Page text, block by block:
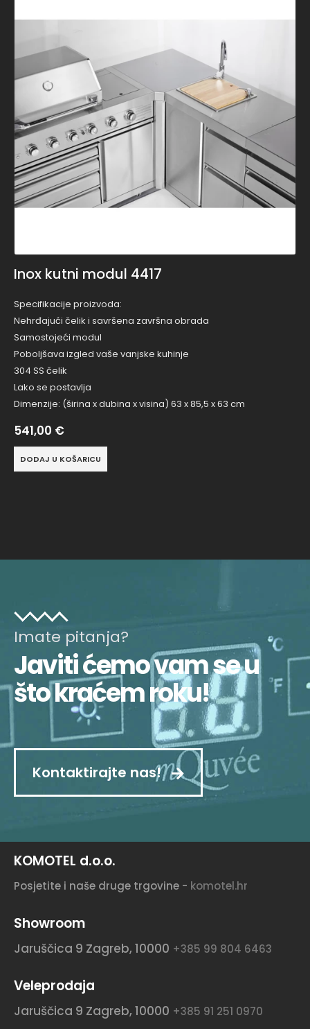
Inox kutni modul 4417
Specifikacije proizvoda:
Nehrđajući čelik i savršena završna obrada
Samostojeći modul
Poboljšava izgled vaše vanjske kuhinje
304 SS čelik
Lako se postavlja
Dimenzije: (širina x dubina x visina) 63 x 85,5 x 63 cm
541,00 €
DODAJ U KOŠARICU
Imate pitanja?
Javiti ćemo vam se u
što kraćem roku!
Kontaktirajte nas!
KOMOTEL d.o.o.
Posjetite i naše druge trgovine - komotel.hr
Showroom
Jaruščica 9 Zagreb, 10000 +385 99 804 6463
Veleprodaja
Jaruščica 9 Zagreb, 10000 +385 91 251 0970